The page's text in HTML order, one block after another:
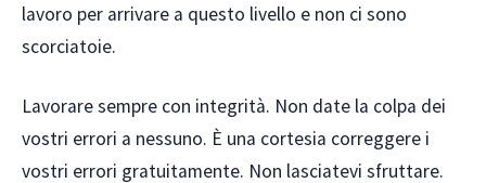
lavoro per arrivare a questo livello e non ci sono
scorciatoie.
Lavorare sempre con integrità. Non date la colpa dei
vostri errori a nessuno. È una cortesia correggere i
vostri errori gratuitamente. Non lasciatevi sfruttare.